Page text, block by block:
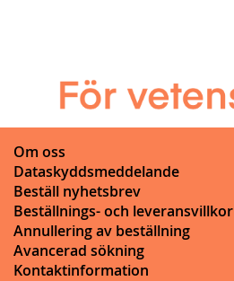
Om oss
Dataskyddsmeddelande
Beställ nyhetsbrev
Beställnings- och leveransvillkor
Annullering av beställning
Avancerad sökning
Kontaktinformation